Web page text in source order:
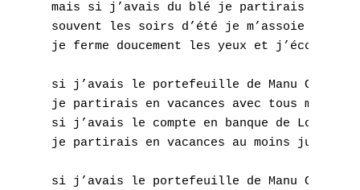
mais si j’avais du blé je partirais bien
souvent les soirs d’été je m’assoie dans
je ferme doucement les yeux et j’écoute
si j’avais le portefeuille de Manu Chao
je partirais en vacances avec tous mes
si j’avais le compte en banque de Louise
je partirais en vacances au moins jusqu’à
si j’avais le portefeuille de Manu Chao
H
J
K